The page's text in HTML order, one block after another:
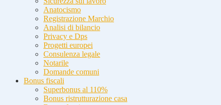
Anatocismo
Registrazione Marchio
Analisi di bilancio
Privacy e Dps
Progetti europei
Consulenza legale
Notarile
Domande comuni
Bonus fiscali
Superbonus al 110%
Bonus ristrutturazione casa